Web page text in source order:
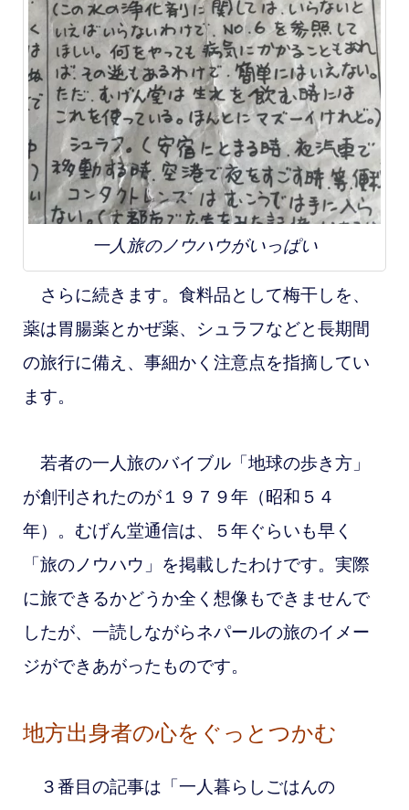
一人旅のノウハウがいっぱい
さらに続きます。食料品として梅干しを、
薬は胃腸薬とかぜ薬、シュラフなどと長期間
の旅行に備え、事細かく注意点を指摘してい
ます。
若者の一人旅のバイブル「地球の歩き方」
が創刊されたのが１９７９年（昭和５４
年）。むげん堂通信は、５年ぐらいも早く
「旅のノウハウ」を掲載したわけです。実際
に旅できるかどうか全く想像もできませんで
したが、一読しながらネパールの旅のイメー
ジができあがったものです。
地方出身者の心をぐっとつかむ
３番目の記事は「一人暮らしごはんの